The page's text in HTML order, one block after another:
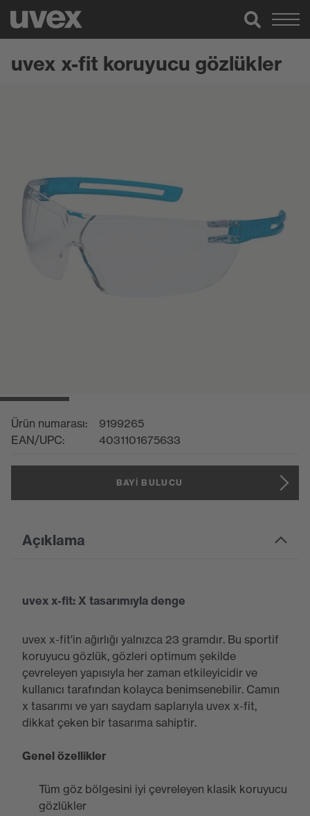
uvex x-fit koruyucu gözlükler
Ürün numarası:
9199265
EAN/UPC:
4031101675633
BAYI BULUCU
Açıklama
uvex x-fit: X tasarımıyla denge
uvex x-fit'in ağırlığı yalnızca 23 gramdır. Bu sportif
koruyucu gözlük, gözleri optimum şekilde
çevreleyen yapısıyla her zaman etkileyicidir ve
kullanıcı tarafından kolayca benimsenebilir. Camın
x tasarımı ve yarı saydam saplarıyla uvex x-fit,
dikkat çeken bir tasarıma sahiptir.
Genel özellikler
Tüm göz bölgesini iyi çevreleyen klasik koruyucu
gözlükler